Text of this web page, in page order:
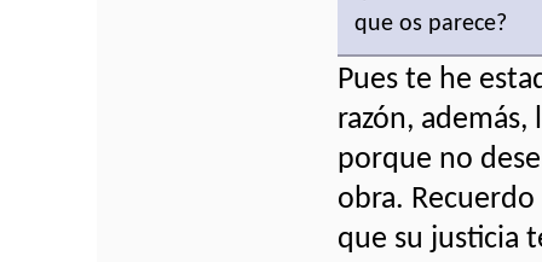
que os parece?
Pues te he
razón,
porque no
obra.
que su justicia